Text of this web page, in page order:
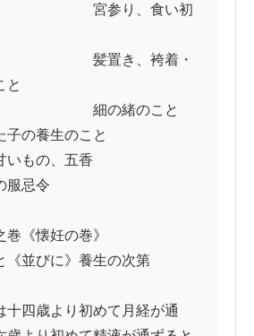
、食い初
、袴着・
と
のこと
子の養生のこと
、五香
服忌令
《懐妊の巻》
《並びに》養生の次第
十四歳より初めて月経が通